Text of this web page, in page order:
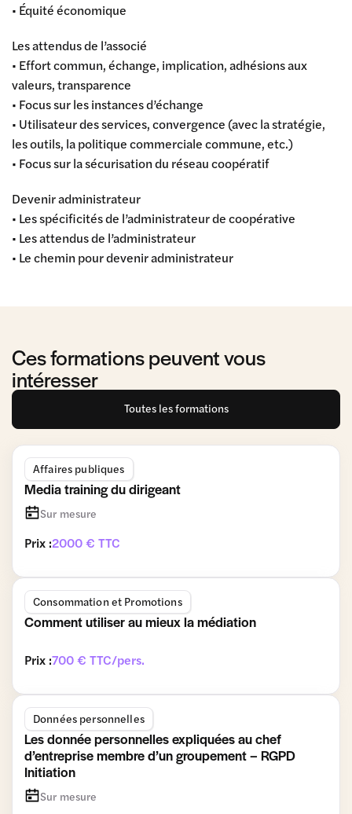
• Équité économique
Les attendus de l’associé
• Effort commun, échange, implication, adhésions aux
valeurs, transparence
• Focus sur les instances d’échange
• Utilisateur des services, convergence (avec la stratégie,
les outils, la politique commerciale commune, etc.)
• Focus sur la sécurisation du réseau coopératif
Devenir administrateur
• Les spécificités de l’administrateur de coopérative
• Les attendus de l’administrateur
• Le chemin pour devenir administrateur
Ces formations peuvent vous
intéresser
Toutes les formations
Affaires publiques
Media training du dirigeant
Sur mesure
Prix :2000 € TTC
Consommation et Promotions
Comment utiliser au mieux la médiation
Prix :700 € TTC/pers.
Données personnelles
Les donnée personnelles expliquées au chef
d’entreprise membre d’un groupement – RGPD
Initiation
Sur mesure